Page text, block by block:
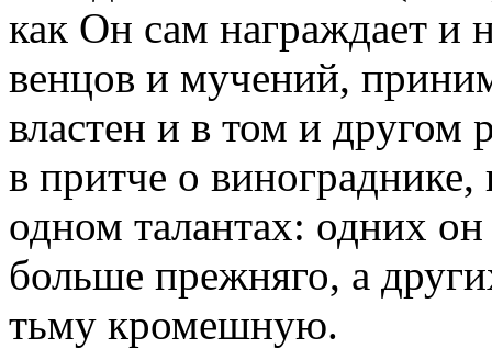
как Он сам награждает и
венцов и мучений,
властен и в том и другом
в притче о
одном талантах: одних
больше прежняго, а
тьму кромешную.